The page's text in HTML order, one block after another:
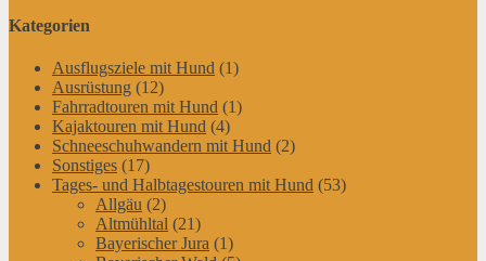
Kategorien
Ausflugsziele mit Hund (1)
Ausrüstung (12)
Fahrradtouren mit Hund (1)
Kajaktouren mit Hund (4)
Schneeschuhwandern mit Hund (2)
Sonstiges (17)
Tages- und Halbtagestouren mit Hund (53)
Allgäu (2)
Altmühltal (21)
Bayerischer Jura (1)